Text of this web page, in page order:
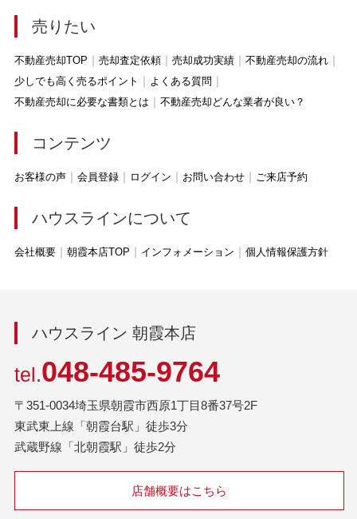
売りたい
不動産売却TOP 売却査定依頼 売却成功実績
不動産売却の流れ
少しでも高く売るポイント
よくある質問
不動産売却に必要な書類とは
不動産売却どんな業者が良い？
コンテンツ
お客様の声 会員登録 ログイン お問い合わせ ご来店予約
ハウスラインについて
会社概要 朝霞本店TOP インフォメーション 個人情報保護方針
ハウスライン 朝霞本店
tel.048-485-9764
〒351-0034埼玉県朝霞市西原1丁目8番37号2F
東武東上線「朝霞台駅」徒歩3分
武蔵野線「北朝霞駅」徒歩2分
店舗概要はこちら